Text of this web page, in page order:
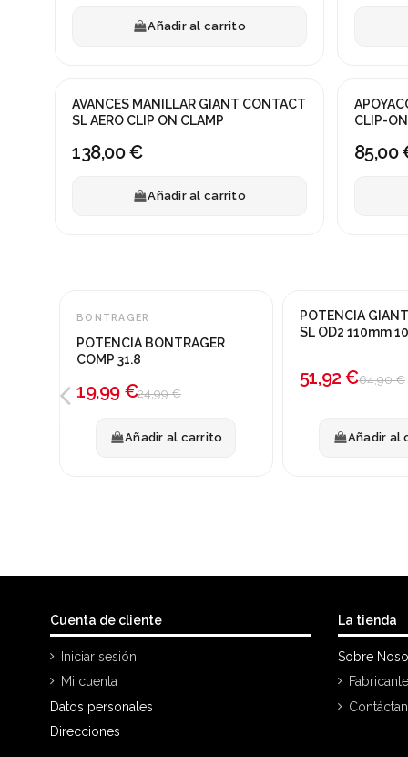
Añadir al carrito
AVANCES MANILLAR GIANT CONTACT
SL AERO CLIP ON CLAMP
138,00 €
Añadir al carrito
CLIP-
85,00
-20%
BONTRAGER
POTENCIA BONTRAGER
COMP 31.8
19,99 €24,99 €
Añadir al carrito
¡En oferta!
POTENCIA
SL OD2 110mm
51,92 €64,90 €
Añadir al
Cuenta de cliente
Iniciar sesión
Mi cuenta
Datos personales
Direcciones
La tienda
Sobre